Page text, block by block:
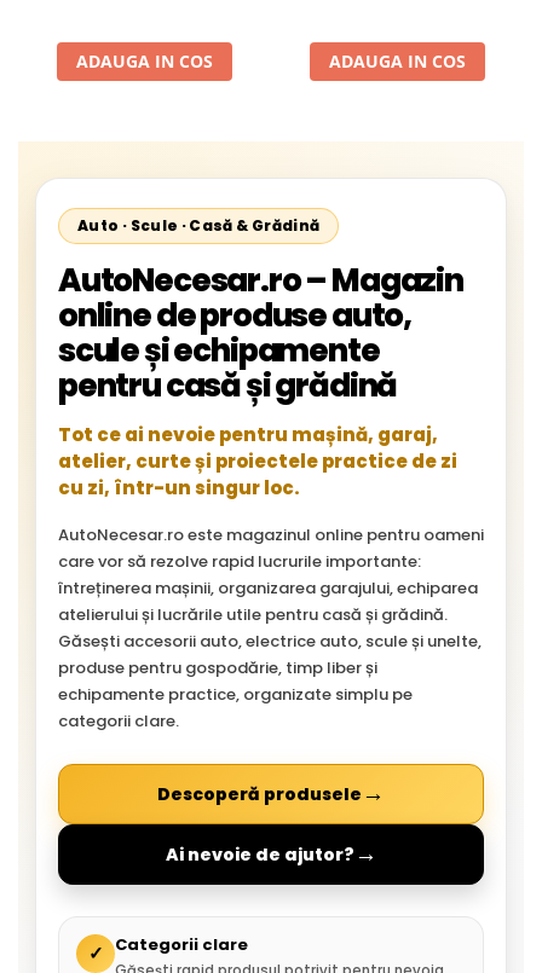
ADAUGA IN COS
Neoplan Euroliner,
Starliner,Centroliner,
ADAUGA IN COS
Auto · Scule · Casă & Grădină
AutoNecesar.ro – Magazin
online de produse auto,
scule și echipamente
pentru casă și grădină
Tot ce ai nevoie pentru mașină, garaj,
atelier, curte și proiectele practice de zi
cu zi, într-un singur loc.
AutoNecesar.ro este magazinul online pentru oameni
care vor să rezolve rapid lucrurile importante:
întreținerea mașinii, organizarea garajului, echiparea
atelierului și lucrările utile pentru casă și grădină.
Găsești accesorii auto, electrice auto, scule și unelte,
produse pentru gospodărie, timp liber și
echipamente practice, organizate simplu pe
categorii clare.
Descoperă produsele →
Ai nevoie de ajutor? →
✓ Categorii clare